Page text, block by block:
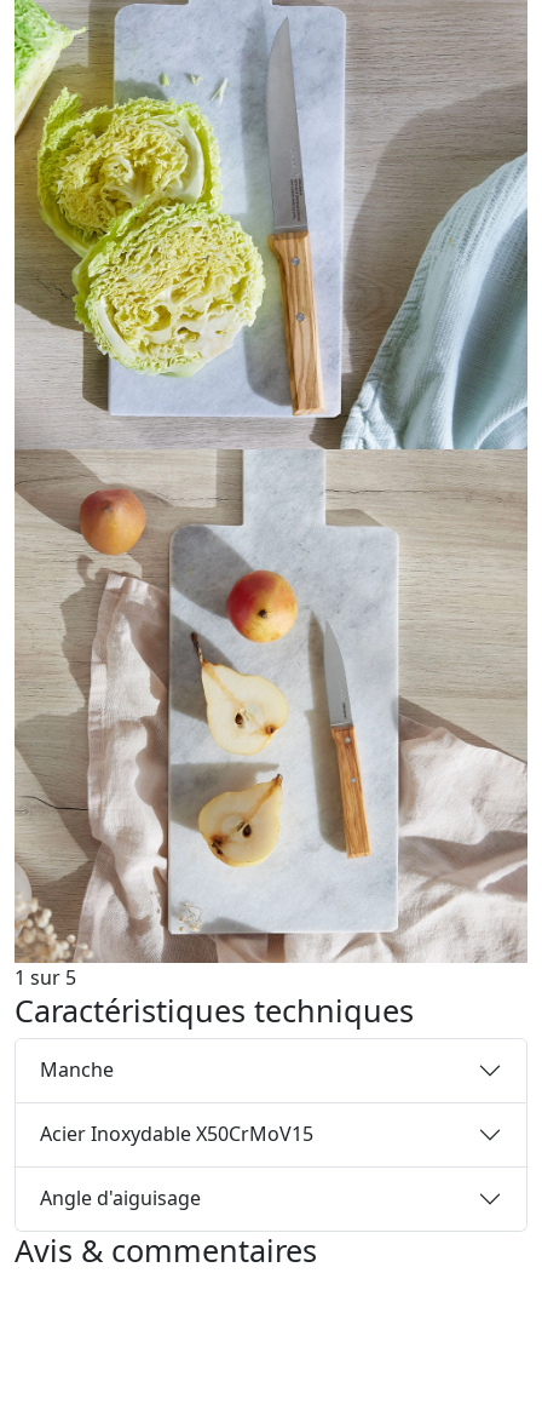
1 sur 5
Caractéristiques techniques
Manche
Acier Inoxydable X50CrMoV15
Angle d'aiguisage
Avis & commentaires